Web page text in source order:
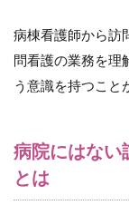
い
と
は
2.1
かか
わ
り、
利用
病棟看護師から訪
問看護の業務を理
う意識を持つこと
病院にはない
とは